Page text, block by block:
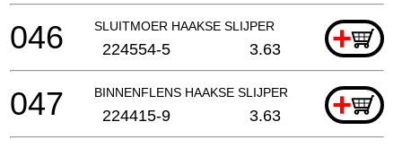
SLUITMOER HAAKSE SLIJPER +
046 224554-5 3.63
BINNENFLENS HAAKSE SLIJPER EN +
047 224415-9 3.63